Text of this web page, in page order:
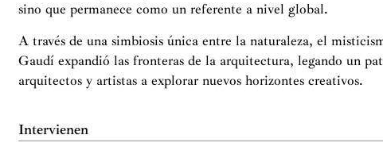
sino que permanece como un referente a nivel global.
A través de una simbiosis única entre la naturaleza, el
Gaudí expandió las fronteras de la arquitectura, legando un
arquitectos y artistas a explorar nuevos horizontes creativos.
Intervienen